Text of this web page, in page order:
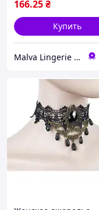
166.25₴
Купить
Malva Lingerie - интернет-магазин женского белья